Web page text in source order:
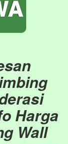
Harga
Wall